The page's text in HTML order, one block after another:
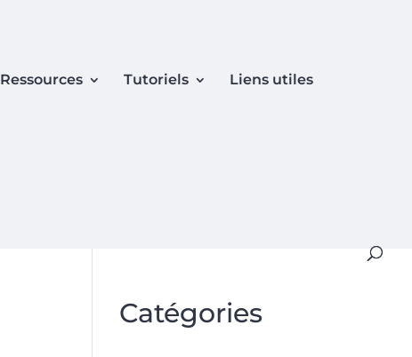
Ressources Tutoriels Liens utiles
Catégories